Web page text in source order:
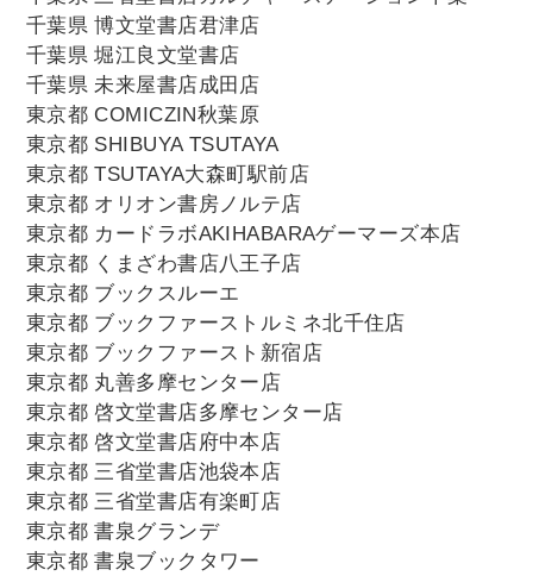
千葉県 博文堂書店君津店
千葉県 堀江良文堂書店
千葉県 未来屋書店成田店
東京都 COMICZIN秋葉原
東京都 SHIBUYA TSUTAYA
東京都 TSUTAYA大森町駅前店
東京都 オリオン書房ノルテ店
東京都 カードラボAKIHABARAゲーマーズ本店
東京都 くまざわ書店八王子店
東京都 ブックスルーエ
東京都 ブックファーストルミネ北千住店
東京都 ブックファースト新宿店
東京都 丸善多摩センター店
東京都 啓文堂書店多摩センター店
東京都 啓文堂書店府中本店
東京都 三省堂書店池袋本店
東京都 三省堂書店有楽町店
東京都 書泉グランデ
東京都 書泉ブックタワー